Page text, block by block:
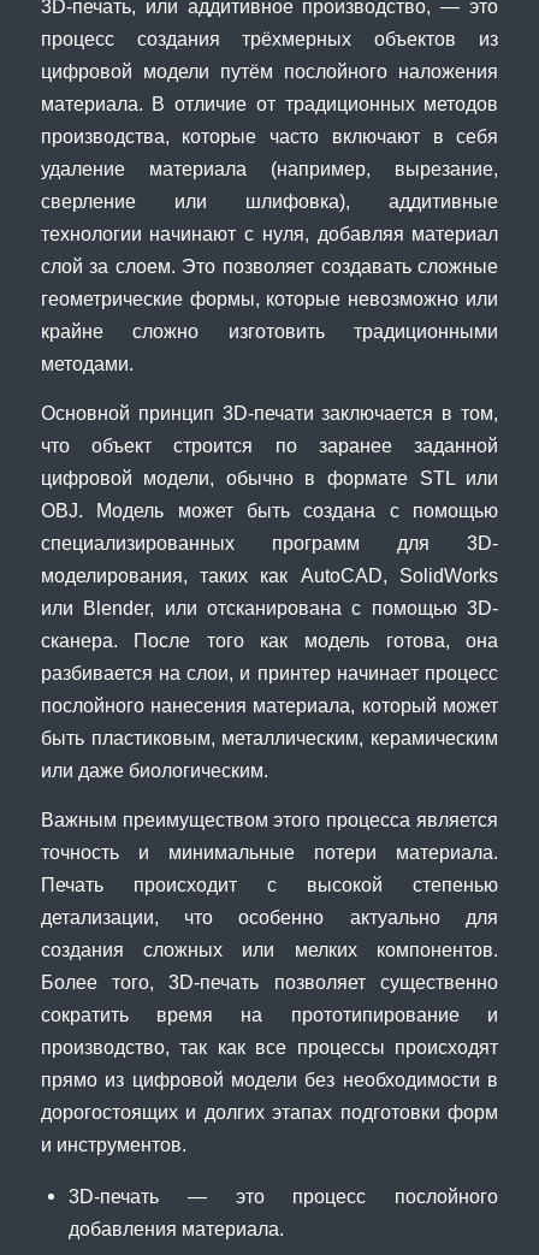
3D-печать, или аддитивное производство, — это
процесс создания трёхмерных объектов из
цифровой модели путём послойного наложения
материала. В отличие от традиционных методов
производства, которые часто включают в себя
удаление материала (например, вырезание,
сверление или шлифовка), аддитивные
технологии начинают с нуля, добавляя материал
слой за слоем. Это позволяет создавать сложные
геометрические формы, которые невозможно или
крайне сложно изготовить традиционными
методами.
Основной принцип 3D-печати заключается в том,
что объект строится по заранее заданной
цифровой модели, обычно в формате STL или
OBJ. Модель может быть создана с помощью
специализированных программ для 3D-
моделирования, таких как AutoCAD, SolidWorks
или Blender, или отсканирована с помощью 3D-
сканера. После того как модель готова, она
разбивается на слои, и принтер начинает процесс
послойного нанесения материала, который может
быть пластиковым, металлическим, керамическим
или даже биологическим.
Важным преимуществом этого процесса является
точность и минимальные потери материала.
Печать происходит с высокой степенью
детализации, что особенно актуально для
создания сложных или мелких компонентов.
Более того, 3D-печать позволяет существенно
сократить время на прототипирование и
производство, так как все процессы происходят
прямо из цифровой модели без необходимости в
дорогостоящих и долгих этапах подготовки форм
и инструментов.
3D-печать — это процесс послойного
добавления материала.